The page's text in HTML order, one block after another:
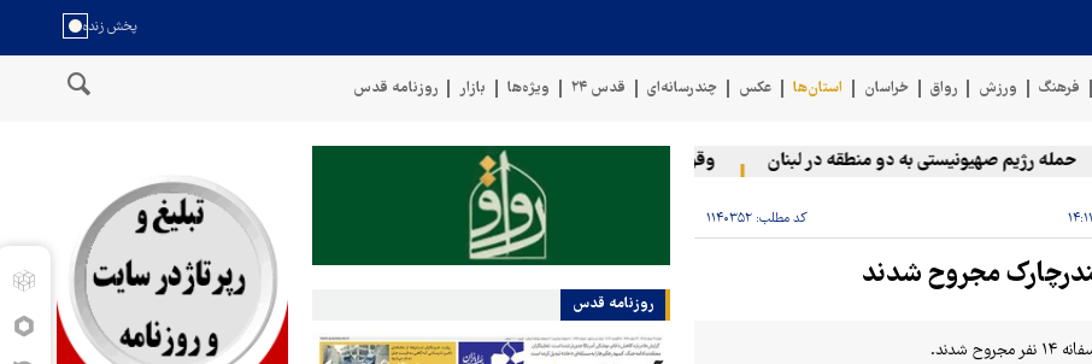
فرهنگ ورزش رواق خراسان استان‌ها عکس چندرسانه‌ای قدس ۲۴ ویژه‌ها بازار روزنامه قدس
حمله رژیم صهیونیستی به دو منطقه در لبنان وقوع حادثه دریایی در سواحل عمان
کد مطلب: ۱۱۴۰۳۵۲
روزنامه قدس